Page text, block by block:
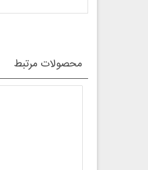
محصولات مرتبط